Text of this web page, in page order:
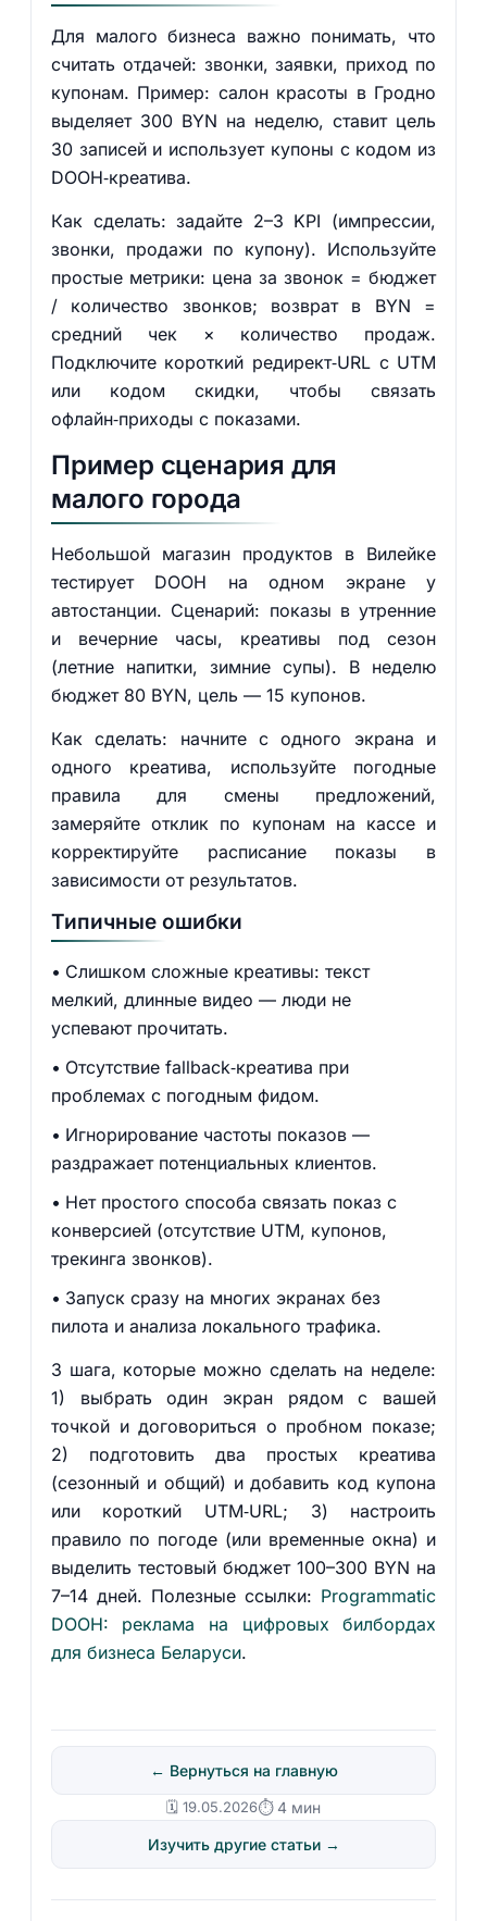
Для малого бизнеса важно понимать, что
считать отдачей: звонки, заявки, приход по
купонам. Пример: салон красоты в Гродно
выделяет 300 BYN на неделю, ставит цель
30 записей и использует купоны с кодом из
DOOH‑креатива.
Как сделать: задайте 2–3 KPI (импрессии,
звонки, продажи по купону). Используйте
простые метрики: цена за звонок = бюджет
/ количество звонков; возврат в BYN =
средний чек × количество продаж.
Подключите короткий редирект‑URL с UTM
или кодом скидки, чтобы связать
офлайн‑приходы с показами.
Пример сценария для
малого города
Небольшой магазин продуктов в Вилейке
тестирует DOOH на одном экране у
автостанции. Сценарий: показы в утренние
и вечерние часы, креативы под сезон
(летние напитки, зимние супы). В неделю
бюджет 80 BYN, цель — 15 купонов.
Как сделать: начните с одного экрана и
одного креатива, используйте погодные
правила для смены предложений,
замеряйте отклик по купонам на кассе и
корректируйте расписание показы в
зависимости от результатов.
Типичные ошибки
Слишком сложные креативы: текст
мелкий, длинные видео — люди не
успевают прочитать.
Отсутствие fallback‑креатива при
проблемах с погодным фидом.
Игнорирование частоты показов —
раздражает потенциальных клиентов.
Нет простого способа связать показ с
конверсией (отсутствие UTM, купонов,
трекинга звонков).
Запуск сразу на многих экранах без
пилота и анализа локального трафика.
3 шага, которые можно сделать на неделе:
1) выбрать один экран рядом с вашей
точкой и договориться о пробном показе;
2) подготовить два простых креатива
(сезонный и общий) и добавить код купона
или короткий UTM‑URL; 3) настроить
правило по погоде (или временные окна) и
выделить тестовый бюджет 100–300 BYN на
7–14 дней. Полезные ссылки: Programmatic
DOOH: реклама на цифровых билбордах
для бизнеса Беларуси.
← Вернуться на главную
🗓️ 19.05.2026⏱ 4 мин
Изучить другие статьи →